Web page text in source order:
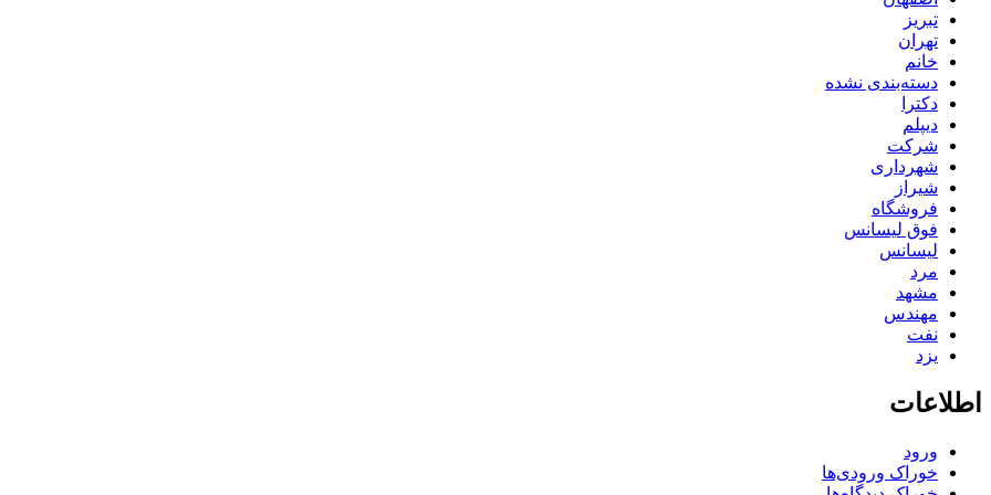
تبریز
تهران
خانم
دسته‌بندی نشده
دکترا
دیپلم
شرکت
شهرداری
شیراز
فروشگاه
فوق لیسانس
لیسانس
مرد
مشهد
مهندس
نفت
یزد
اطلاعات
ورود
خوراک ورودی‌ها